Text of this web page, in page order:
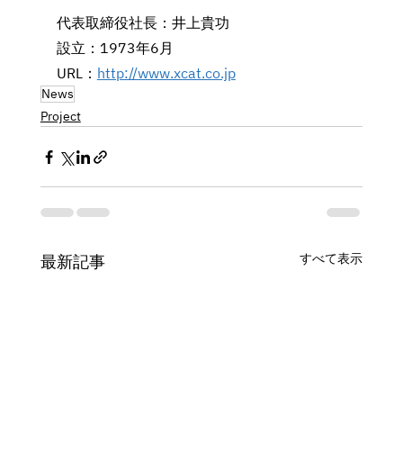
代表取締役社長：井上貴功
設立：1973年6月
URL： http://www.xcat.co.jp
News
Project
最新記事 すべて表示